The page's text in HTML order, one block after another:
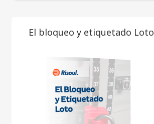
El bloqueo y etiquetado Loto